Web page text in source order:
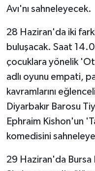
Avı'nı sahneleyecek.
28 Haziran'da iki
buluşacak. Saat
çocuklara yönelik
adlı oyunu empati,
kavramlarını
Diyarbakır Barosu
Ephraim Kishon'un
komedisini
29 Haziran'da Bursa